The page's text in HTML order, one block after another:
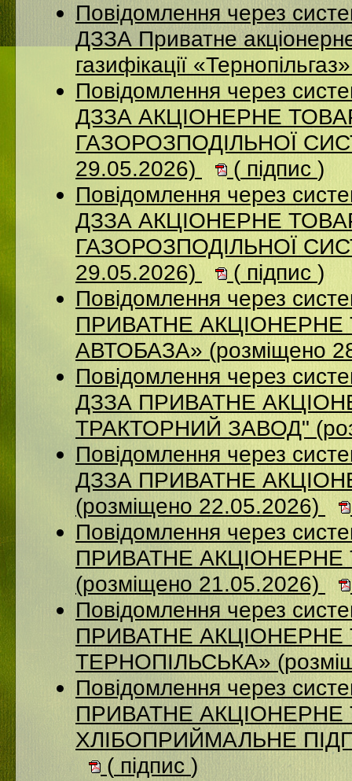
Повідомлення через
ДЗЗА Приватне
газифікації
Повідомлення через
ДЗЗА АКЦІОНЕРНЕ
ГАЗОРОЗПОДІЛЬНОЇ
29.05.2026)
( підпис )
Повідомлення через
ДЗЗА АКЦІОНЕРНЕ
ГАЗОРОЗПОДІЛЬНОЇ
29.05.2026)
( підпис )
Повідомлення через
ПРИВАТНЕ
АВТОБАЗА» (розміщено
Повідомлення через
ДЗЗА ПРИВАТНЕ
ТРАКТОРНИЙ ЗАВОД"
Повідомлення через
ДЗЗА ПРИВАТНЕ
(розміщено 22.05.2026)
Повідомлення через
ПРИВАТНЕ
(розміщено 21.05.2026)
Повідомлення через
ПРИВАТНЕ
ТЕРНОПІЛЬСЬКА»
Повідомлення через
ПРИВАТНЕ
ХЛІБОПРИЙМАЛЬНЕ
( підпис )